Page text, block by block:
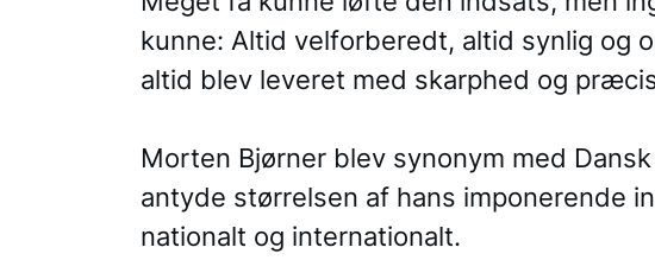
kunne: Altid velforberedt, altid synlig og
altid blev leveret med skarphed og
Morten Bjørner blev synonym med
antyde størrelsen af hans imponerende
nationalt og internationalt.